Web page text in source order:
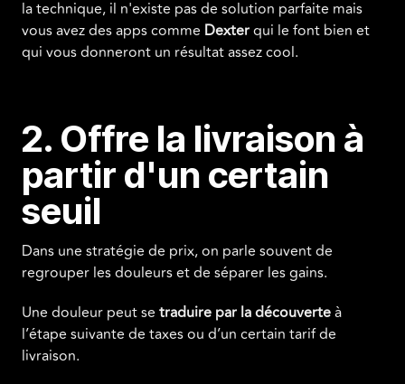
la technique, il n'existe pas de solution parfaite mais
vous avez des apps comme Dexterqui le font bien et
qui vous donneront un résultat assez cool.
2. Offre la livraison à
partir d'un certain
seuil
Dans une stratégie de prix, on parle souvent de
regrouper les douleurs et de séparer les gains.
Une douleur peut se traduire par la découverteà
l’étape suivante de taxes ou d’un certain tarif de
livraison.